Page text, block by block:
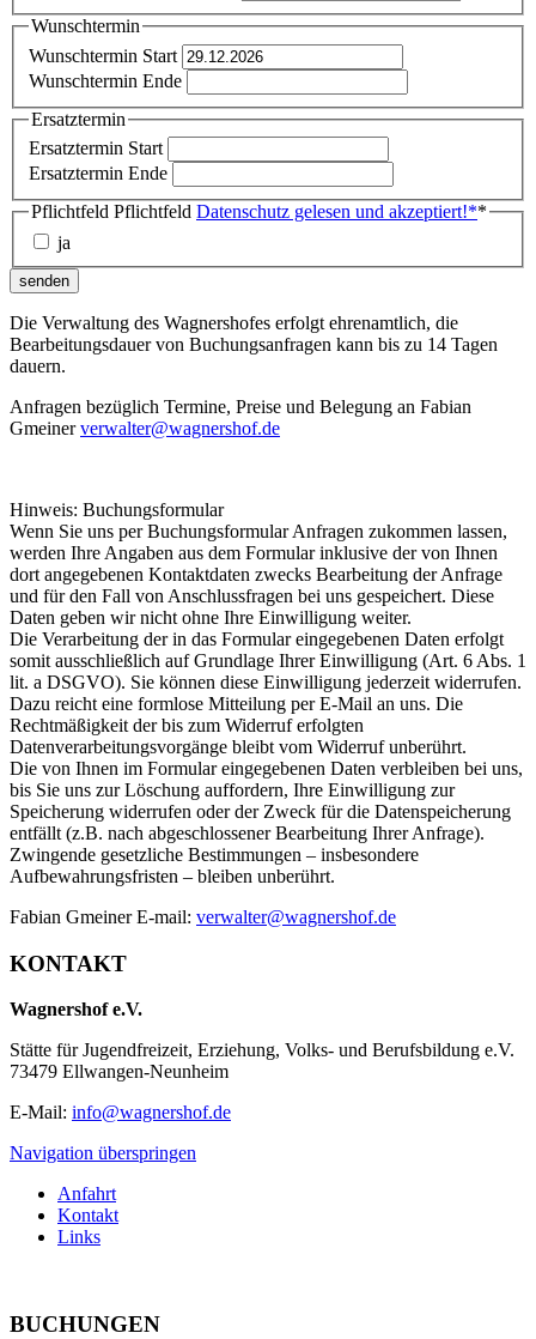
Wunschtermin
Wunschtermin Start
Wunschtermin Ende
Ersatztermin
Ersatztermin Start
Ersatztermin Ende
Pflichtfeld Pflichtfeld Datenschutz gelesen und akzeptiert!**
ja
senden
Die Verwaltung des Wagnershofes erfolgt ehrenamtlich, die
Bearbeitungsdauer von Buchungsanfragen kann bis zu 14 Tagen
dauern.
Anfragen bezüglich Termine, Preise und Belegung an Fabian
Gmeinerverwalter@wagnershof.de
Hinweis: Buchungsformular
Wenn Sie uns per Buchungsformular Anfragen zukommen lassen,
werden Ihre Angaben aus dem Formular inklusive der von Ihnen
dort angegebenen Kontaktdaten zwecks Bearbeitung der Anfrage
und für den Fall von Anschlussfragen bei uns gespeichert. Diese
Daten geben wir nicht ohne Ihre Einwilligung weiter.
Die Verarbeitung der in das Formular eingegebenen Daten erfolgt
somit ausschließlich auf Grundlage Ihrer Einwilligung (Art. 6 Abs. 1
lit. a DSGVO). Sie können diese Einwilligung jederzeit widerrufen.
Dazu reicht eine formlose Mitteilung per E-Mail an uns. Die
Rechtmäßigkeit der bis zum Widerruf erfolgten
Datenverarbeitungsvorgänge bleibt vom Widerruf unberührt.
Die von Ihnen im Formular eingegebenen Daten verbleiben bei uns,
bis Sie uns zur Löschung auffordern, Ihre Einwilligung zur
Speicherung widerrufen oder der Zweck für die Datenspeicherung
entfällt (z.B. nach abgeschlossener Bearbeitung Ihrer Anfrage).
Zwingende gesetzliche Bestimmungen – insbesondere
Aufbewahrungsfristen – bleiben unberührt.
Fabian Gmeiner E-mail: verwalter@wagnershof.de
KONTAKT
Wagnershof e.V.
Stätte für Jugendfreizeit, Erziehung, Volks- und Berufsbildung e.V.
73479 Ellwangen-Neunheim
E-Mail: info@wagnershof.de
Navigation überspringen
Anfahrt
Kontakt
Links
BUCHUNGEN